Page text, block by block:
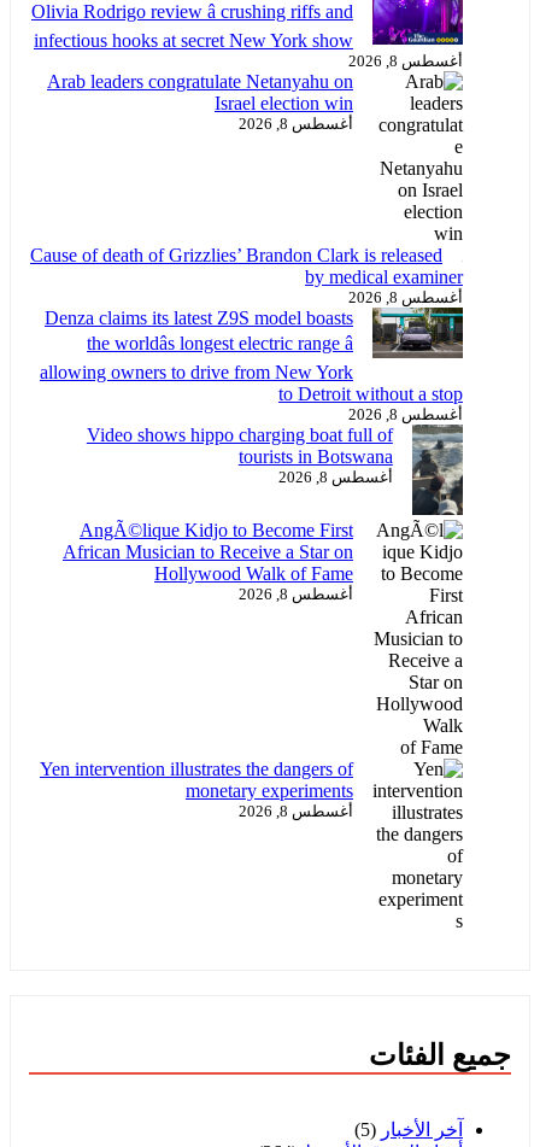
Olivia Rodrigo review â crushing riffs and
infectious hooks at secret New York show
أغسطس 8, 2026
Arab leaders congratulate Netanyahu on
Israel election win
أغسطس 8, 2026
Cause of death of Grizzlies’ Brandon Clark is released
by medical examiner
أغسطس 8, 2026
Denza claims its latest Z9S model boasts
the worldâs longest electric range â
allowing owners to drive from New York
to Detroit without a stop
أغسطس 8, 2026
Video shows hippo charging boat full of
tourists in Botswana
أغسطس 8, 2026
AngÃ©lique Kidjo to Become First
African Musician to Receive a Star on
Hollywood Walk of Fame
أغسطس 8, 2026
Yen intervention illustrates the dangers of
monetary experiments
أغسطس 8, 2026
جميع الفئات
آخر الأخبار (5)